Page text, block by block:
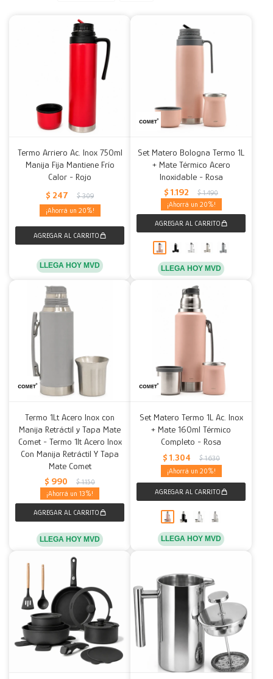
Termo Arriero Ac. Inox 750ml
Manija Fija Mantiene Frío
Calor - Rojo
$ 247 $ 309
20
LLEGA HOY MVD
Set Matero Bologna Termo 1L
+ Mate Térmico Acero
Inoxidable - Rosa
$ 1.192 $ 1.490
20
LLEGA HOY MVD
Termo 1Lt Acero Inox con
Manija Retráctil y Tapa Mate
Comet - Termo 1lt Acero Inox
Con Manija Retráctil Y Tapa
Mate Comet
$ 990 $ 1.150
13
LLEGA HOY MVD
Set Matero Termo 1L Ac. Inox
+ Mate 160ml Térmico
Completo - Rosa
$ 1.304 $ 1.630
20
LLEGA HOY MVD
Acolchados y Frazadas
Accesorios para el hogar